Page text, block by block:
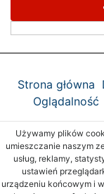
Strona główna
Oglądalność
Używamy plików
umieszczanie naszym
usług, reklamy,
ustawień
urządzeniu końcowym i